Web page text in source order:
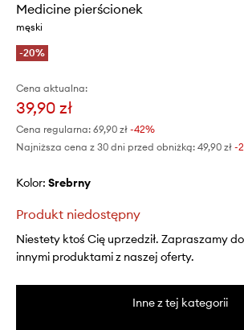
Medicine pierścionek
męski
-20%
Cena aktualna:
39,90 zł
Cena regularna: 69,90 zł -42%
Najniższa cena z 30 dni przed obniżką: 49,90 zł -
Kolor: srebrny
Produkt niedostępny
Niestety ktoś Cię uprzedził. Zapraszamy
innymi produktami z naszej oferty.
Inne z tej kategorii